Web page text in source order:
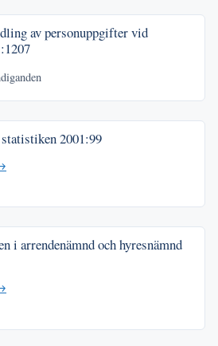
av personuppgifter vid
2001:99
i arrendenämnd och hyresnämnd